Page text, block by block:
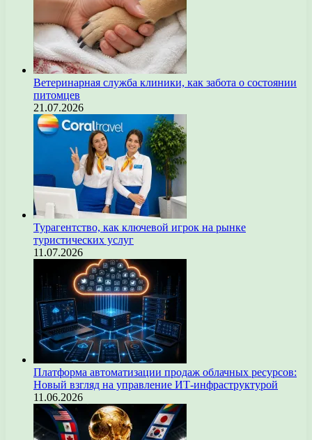
Ветеринарная служба клиники, как забота о состоянии
питомцев
21.07.2026
Турагентство, как ключевой игрок на рынке
туристических услуг
11.07.2026
Платформа автоматизации продаж облачных ресурсов:
Новый взгляд на управление ИТ-инфраструктурой
11.06.2026